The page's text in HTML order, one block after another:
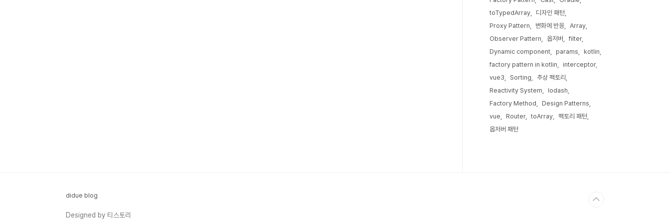
toTypedArray
디자인 패턴
Proxy Pattern
변화에 반응
Array
Observer Pattern
옵저버
filter
Dynamic component
params
kotlin
factory pattern in kotlin
interceptor
vue3
Sorting
추상 팩토리
Reactivity System
lodash
Factory Method
Design Patterns
vue
Router toArray
팩토리 패턴
옵저버 패턴
didue blog
Designed by 티스토리